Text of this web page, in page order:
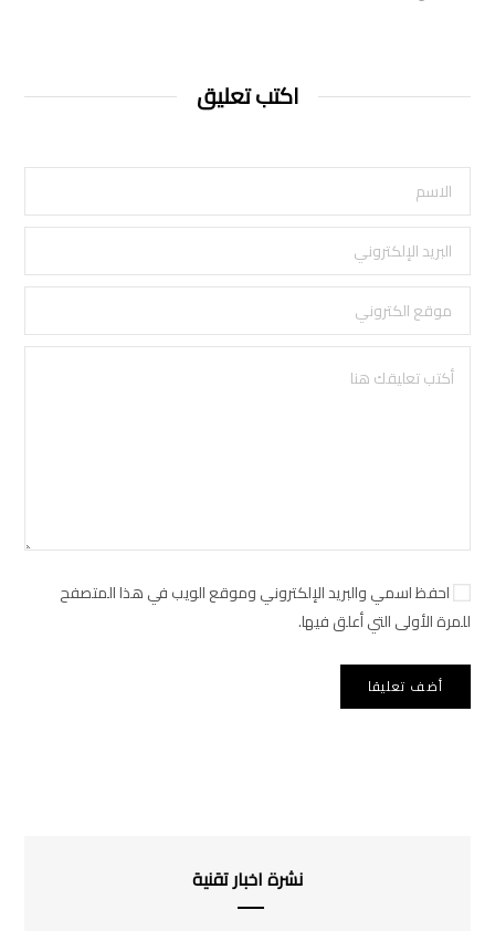
اكتب تعليق
احفظ اسمي والبريد الإلكتروني وموقع الويب في هذا المتصفح
للمرة الأولى التي أعلق فيها.
نشرة اخبار تقنية